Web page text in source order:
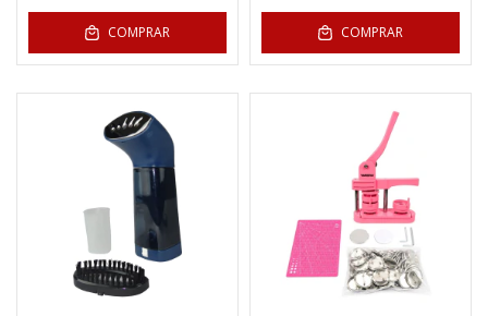
COMPRAR COMPRAR